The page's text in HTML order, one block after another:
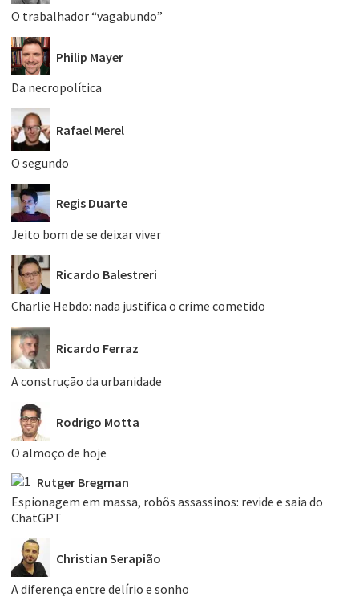
O trabalhador “vagabundo”
Philip Mayer
Da necropolítica
Rafael Merel
O segundo
Regis Duarte
Jeito bom de se deixar viver
Ricardo Balestreri
Charlie Hebdo: nada justifica o crime cometido
Ricardo Ferraz
A construção da urbanidade
Rodrigo Motta
O almoço de hoje
Rutger Bregman
Espionagem em massa, robôs assassinos: revide e saia do
ChatGPT
Christian Serapião
A diferença entre delírio e sonho